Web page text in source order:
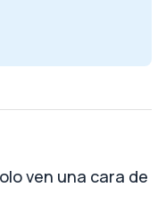
ven una cara de